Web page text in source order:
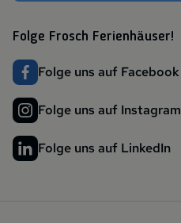
Folge Frosch Ferienhäuser!
Folge uns auf Facebook
Folge uns auf Instagram
Folge uns auf LinkedIn